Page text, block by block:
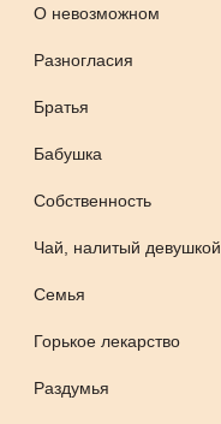
О невозможном
Разногласия
Братья
Бабушка
Собственность
Чай, налитый девушкой
Семья
Горькое лекарство
Раздумья